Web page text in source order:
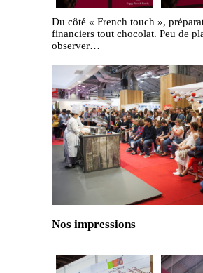
Du côté « French touch »,
financiers tout chocolat. Peu de
observer…
Nos impressions